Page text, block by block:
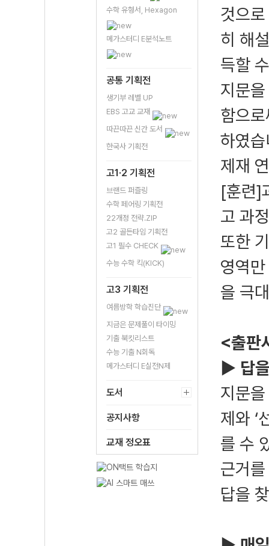
수학 유형서, Hexagon
메가스터디 E분석노트
공통 기획전
생기부 레벨 UP
EBS 고교 교재
따끈따끈 신간 도서
한국사 기획전
고1·2 기획전
브랜드 퍼즐링
수학 페어링 기획전
22개정 전략.ZIP
고2 골든타임 기획전
고1 필수 CHECK
수능 수학 킥(KICK)
고3 기획전
여름방학 학습진단
지금은 문제풀이 타이밍
기출 북킷리스트
수능 기출 N회독
메가스터디 E실전N제
도서
공지사항
교재 정오표
것으
히 해
득할
지문
함으
하였
제재
[훈련]
고 과
또한
영역
을 극
<출판
▶ 답
지문
제와 ‘
를 수
근거
답을